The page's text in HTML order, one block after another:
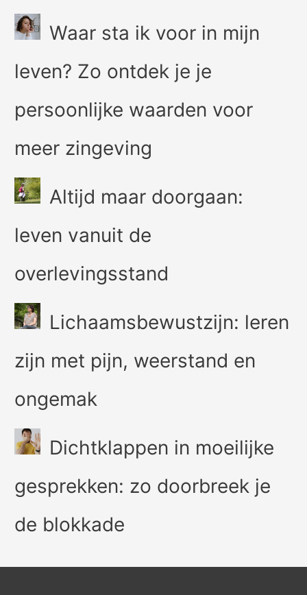
Waar sta ik voor in mijn
leven? Zo ontdek je je
persoonlijke waarden voor
meer zingeving
Altijd maar doorgaan:
leven vanuit de
overlevingsstand
Lichaamsbewustzijn: leren
zijn met pijn, weerstand en
ongemak
Dichtklappen in moeilijke
gesprekken: zo doorbreek je
de blokkade